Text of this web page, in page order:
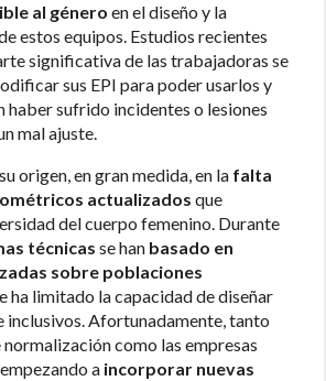
al género en el diseño y la
estos equipos. Estudios recientes
significativa de las trabajadoras se
sus EPI para poder usarlos y
haber sufrido incidentes o lesiones
mal ajuste.
origen, en gran medida, en la falta
actualizados que
del cuerpo femenino. Durante
técnicas se han basado en
sobre poblaciones
ha limitado la capacidad de diseñar
inclusivos. Afortunadamente, tanto
como las empresas
a incorporar nuevas